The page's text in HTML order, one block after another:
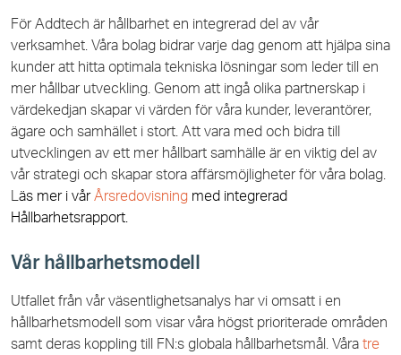
För Addtech är hållbarhet en integrerad del av vår
verksamhet. Våra bolag bidrar varje dag genom att hjälpa sina
kunder att hitta optimala tekniska lösningar som leder till en
mer hållbar utveckling. Genom att ingå olika partnerskap i
värdekedjan skapar vi värden för våra kunder, leverantörer,
ägare och samhället i stort. Att vara med och bidra till
utvecklingen av ett mer hållbart samhälle är en viktig del av
vår strategi och skapar stora affärsmöjligheter för våra bolag.
Läs mer i vårÅrsredovisning med integrerad
Hållbarhetsrapport.
Vår hållbarhetsmodell
Utfallet från vår väsentlighetsanalys har vi omsatt i en
hållbarhetsmodell som visar våra högst prioriterade områden
samt deras koppling till FN:s globala hållbarhetsmål. Våra tre